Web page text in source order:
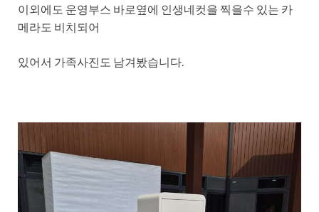
이외에도 운영부스 바로옆에 인생네컷을 찍을수 있는 카
메라도 비치되어
있어서 가족사진도 남겨봤습니다.